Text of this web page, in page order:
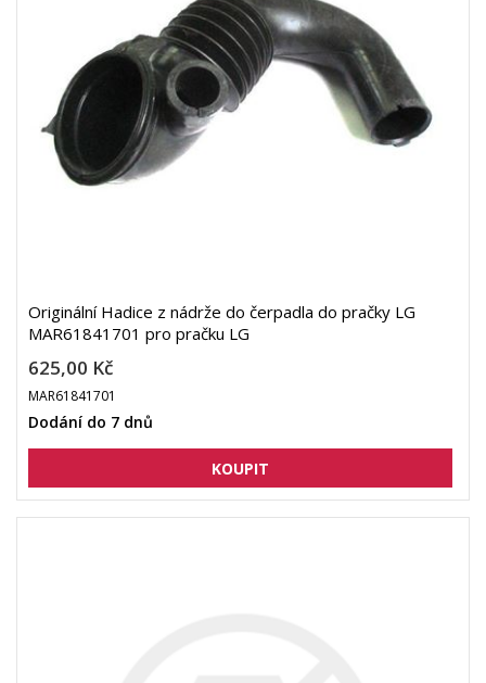
Originální Hadice z nádrže do čerpadla do pračky LG
MAR61841701 pro pračku LG
625,00 Kč
MAR61841701
Dodání do 7 dnů